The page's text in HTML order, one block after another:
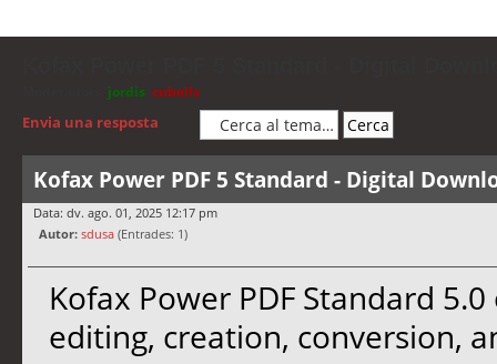
jordis cubells
Envia una resposta
Kofax Power PDF 5 Standard - Digital
Data: dv. ago. 01, 2025 12:17 pm
Autor: sdusa (Entrades: 1)
Kofax Power PDF Standard
editing, creation, conversion,